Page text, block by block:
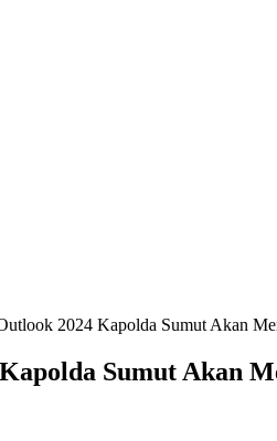
2024 Kapolda Sumut Akan
Sumut Akan